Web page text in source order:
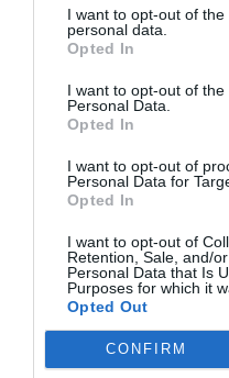
I want to opt-out of
personal data.
Opted In
I want to opt-out of the
Personal Data.
Opted In
I want to opt-out of
Personal Data for
Opted In
I want to opt-out of
Retention, Sale, and/
Personal Data that Is
Purposes for which it
Opted Out
CONFIRM
trabajadores de una
que llegaron los agentes